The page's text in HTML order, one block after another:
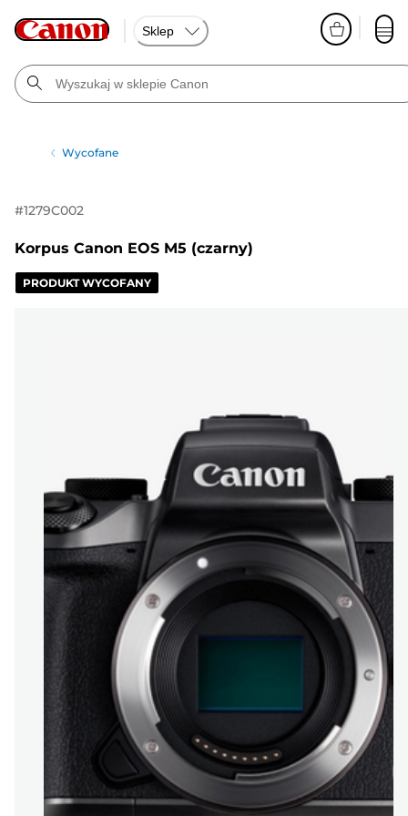
Sklep
Wycofane
#1279C002
Korpus Canon EOS M5 (czarny)
PRODUKT WYCOFANY